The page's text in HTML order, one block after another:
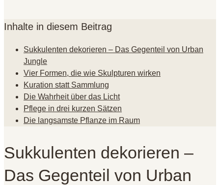
Inhalte in diesem Beitrag
Sukkulenten dekorieren – Das Gegenteil von Urban
Jungle
Vier Formen, die wie Skulpturen wirken
Kuration statt Sammlung
Die Wahrheit über das Licht
Pflege in drei kurzen Sätzen
Die langsamste Pflanze im Raum
Sukkulenten dekorieren –
Das Gegenteil von Urban